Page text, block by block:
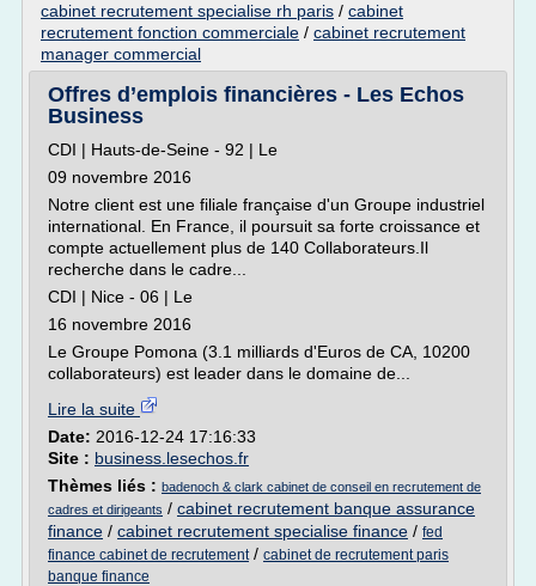
cabinet recrutement specialise rh paris / cabinet
recrutement fonction commerciale / cabinet recrutement
manager commercial
Offres d’emplois financières - Les Echos
Business
CDI | Hauts-de-Seine - 92 | Le
09 novembre 2016
Notre client est une filiale française d'un Groupe industriel
international. En France, il poursuit sa forte croissance et
compte actuellement plus de 140 Collaborateurs.Il
recherche dans le cadre...
CDI | Nice - 06 | Le
16 novembre 2016
Le Groupe Pomona (3.1 milliards d'Euros de CA, 10200
collaborateurs) est leader dans le domaine de...
Lire la suite
Date: 2016-12-24 17:16:33
Site : business.lesechos.fr
Thèmes liés : badenoch & clark cabinet de conseil en recrutement de
cadres et dirigeants / cabinet recrutement banque assurance
finance / cabinet recrutement specialise finance / fed
finance cabinet de recrutement/ cabinet de recrutement paris
banque finance